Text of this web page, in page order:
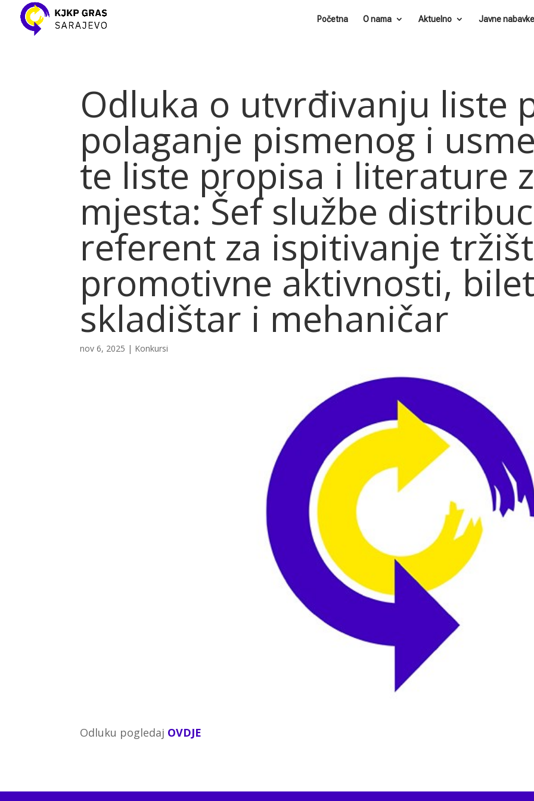
Početna O nama Aktuelno Javne nabavke
Odluka o utvrđivanju liste
polaganje pismenog i
te liste propisa i literature
mjesta: Šef službe
referent za ispitivanje
promotivne aktivnosti,
skladištar i mehaničar
nov 6, 2025 | Konkursi
Odluku pogledaj OVDJE